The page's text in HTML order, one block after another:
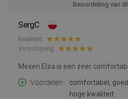
Beoordeling van
SergC
Kwaliteit:
Verschijning:
Mexen Elza is een zeer
Voordelen:
comfortabel,
hoge kwaliteit